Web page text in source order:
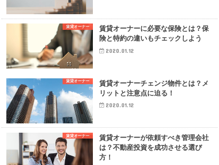
賃貸オーナー
賃貸オーナーに必要な保険とは？保
険と特約の違いもチェックしよう
2020.01.12
賃貸オーナー
賃貸オーナーチェンジ物件とは？メ
リットと注意点に迫る！
2020.01.12
賃貸オーナー
賃貸オーナーが依頼すべき管理会社
は？不動産投資を成功させる選び
方！